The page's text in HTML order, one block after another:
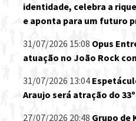
identidade, celebra a
e aponta para um futuro
31/07/2026 15:08 Opus
atuação no João Rock
31/07/2026 13:04
Araujo será atração do 33º
27/07/2026 20:48 Grupo de